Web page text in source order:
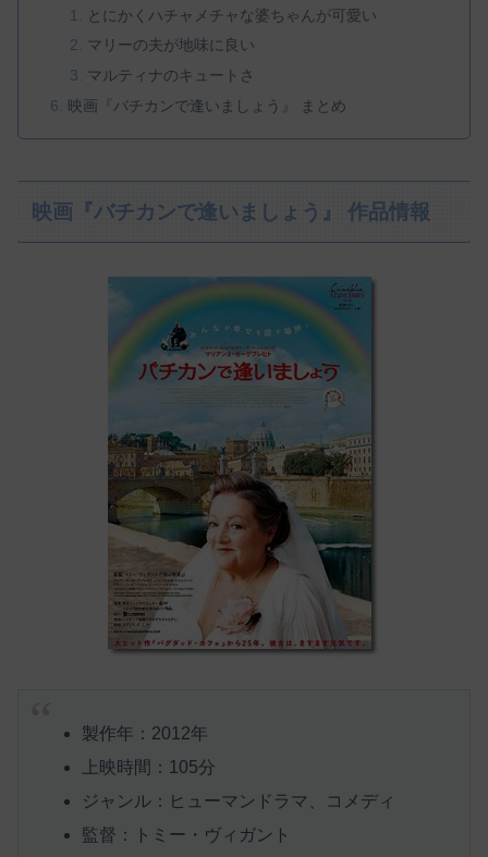
とにかくハチャメチャな婆ちゃんが可愛い
マリーの夫が地味に良い
マルティナのキュートさ
映画『バチカンで逢いましょう』 まとめ
映画『バチカンで逢いましょう』 作品情報
製作年：2012年
上映時間：105分
ジャンル：ヒューマンドラマ、コメディ
監督：トミー・ヴィガント